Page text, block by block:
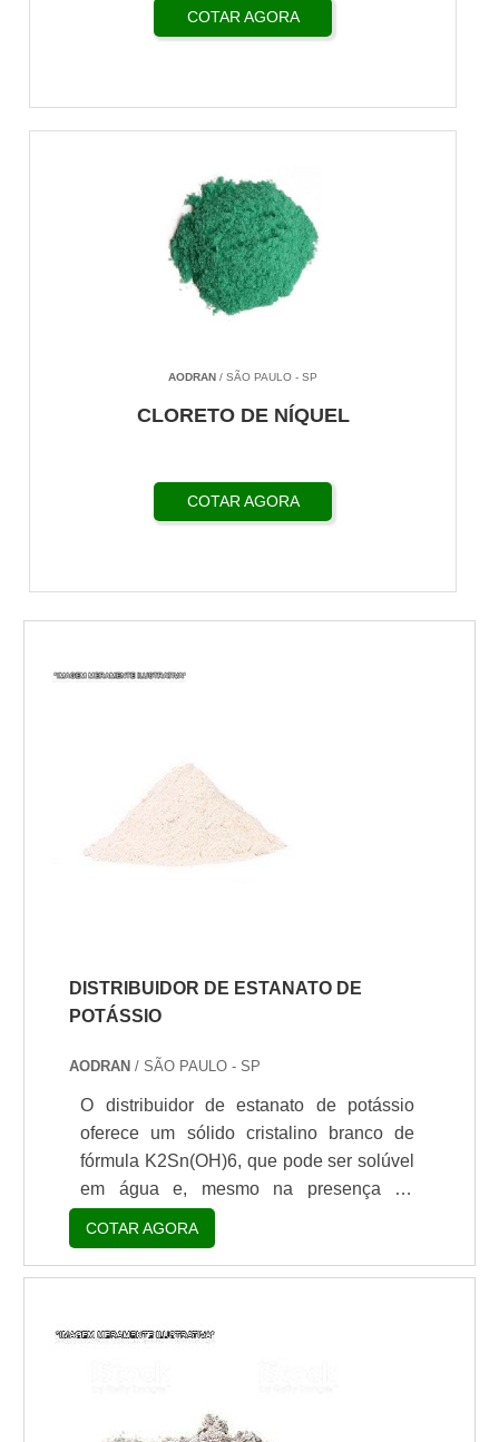
COTAR AGORA
AODRAN / SÃO PAULO - SP
CLORETO DE NÍQUEL
COTAR AGORA
DISTRIBUIDOR DE ESTANATO DE
POTÁSSIO
AODRAN/ SÃO PAULO - SP
O distribuidor de estanato de potássio
oferece um sólido cristalino branco de
fórmula K2Sn(OH)6, que pode ser solúvel
em água e, mesmo na presença de
umidade, essa substância química
absorve o dióxido de carbono. Dessa
forma, o estanato de potássio é bastante
químicos que são feitos com a utilização
superfície de estanhage...
COTAR AGORA